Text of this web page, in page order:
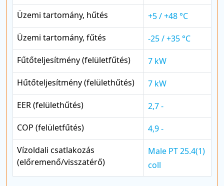
Üzemi tartomány, hűtés
+5 / +48 °C
Üzemi tartomány, fűtés
-25 / +35 °C
Fűtőteljesítmény (felületfűtés)
7 kW
Hűtőteljesítmény (felülethűtés)
7 kW
EER (felülethűtés)
2,7 -
COP (felületfűtés)
4,9 -
Vízoldali csatlakozás
(előremenő/visszatérő)
Male PT 25.4(1)
coll